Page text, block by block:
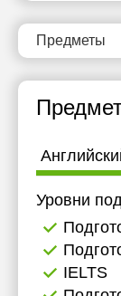
Предметы
Уровни
IELTS